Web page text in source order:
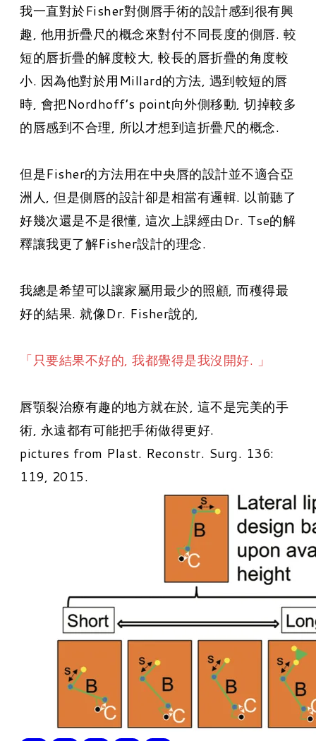
我一直對於Fisher對側唇手術的設計感到很有興
趣, 他用折疊尺的概念來對付不同長度的側唇. 較
短的唇折疊的解度較大, 較長的唇折疊的角度較
小. 因為他對於用Millard的方法, 遇到較短的唇
時, 會把Nordhoff’s point向外側移動, 切掉較多
的唇感到不合理, 所以才想到這折疊尺的概念.
但是Fisher的方法用在中央唇的設計並不適合亞
洲人, 但是側唇的設計卻是相當有邏輯. 以前聽了
好幾次還是不是很懂, 這次上課經由Dr. Tse的解
釋讓我更了解Fisher設計的理念.
我總是希望可以讓家屬用最少的照顧, 而穫得最
好的結果. 就像Dr. Fisher說的,
「只要結果不好的, 我都覺得是我沒開好. 」
唇顎裂治療有趣的地方就在於, 這不是完美的手
術, 永遠都有可能把手術做得更好.
pictures from Plast. Reconstr. Surg. 136:
119, 2015.